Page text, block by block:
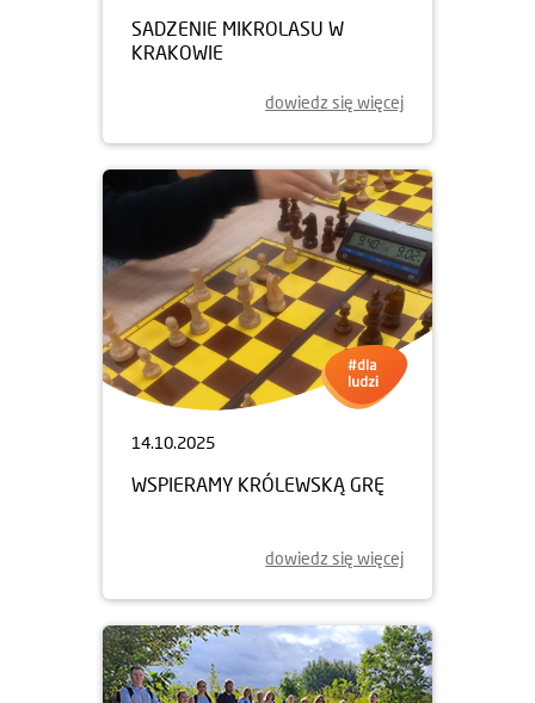
SADZENIE MIKROLASU W
KRAKOWIE
dowiedz się więcej
14.10.2025
WSPIERAMY KRÓLEWSKĄ GRĘ
dowiedz się więcej